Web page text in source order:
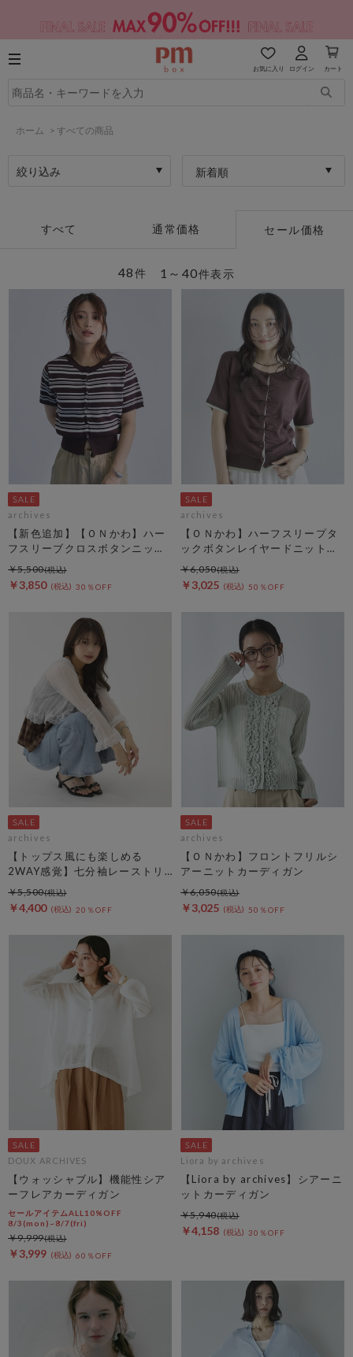
お気に入り ログイン カート
ホーム > すべての商品
絞り込み 新着順
すべて 通常価格 セール価格
1～40件表示
48件
archives
【新色追加】【ＯＮかわ】ハー
フスリーブクロスボタンニット
カーディガン
￥3,850 30％OFF
￥5,500
archives
【ＯＮかわ】ハーフスリープタ
ックボタンレイヤードニットカ
ーディガン
￥3,025 50％OFF
￥6,050
archives
【トップス風にも楽しめる
2WAY感覚】七分袖レーストリ
ム透かしニットカーディガン
￥4,400 20％OFF
￥5,500
archives
【ＯＮかわ】フロントフリルシ
アーニットカーディガン
￥3,025 50％OFF
￥6,050
DOUX ARCHIVES
【ウォッシャブル】機能性シア
ーフレアカーディガン
セールアイテムALL10%OFF
8/3(mon)~8/7(fri)
￥3,999 60％OFF
￥9,999
Liora by archives
【Liora by archives】シアーニ
ットカーディガン
￥4,158 30％OFF
￥5,940